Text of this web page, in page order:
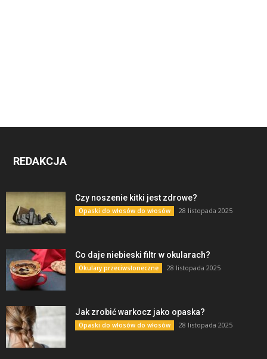
REDAKCJA
Czy noszenie kitki jest zdrowe?
Opaski do włosów do włosów 28 listopada 2025
Co daje niebieski filtr w okularach?
Okulary przeciwsłoneczne 28 listopada 2025
Jak zrobić warkocz jako opaska?
Opaski do włosów do włosów 28 listopada 2025